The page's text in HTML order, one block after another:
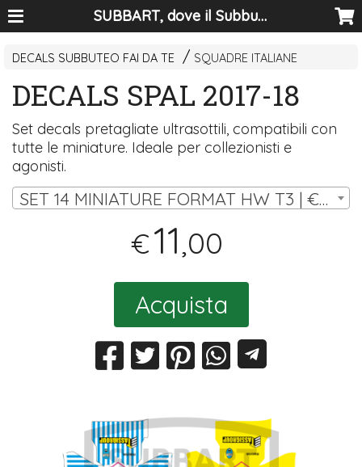
SUBBART, dove il Subbuteo diventa arte
DECALS SUBBUTEO FAI DA TE SQUADRE ITALIANE
DECALS SPAL 2017-18
Set decals pretagliate ultrasottili, compatibili con
tutte le miniature. Ideale per collezionisti e
agonisti.
SET 14 MINIATURE FORMAT HW T3 | € 11,00
€11,00
Acquista